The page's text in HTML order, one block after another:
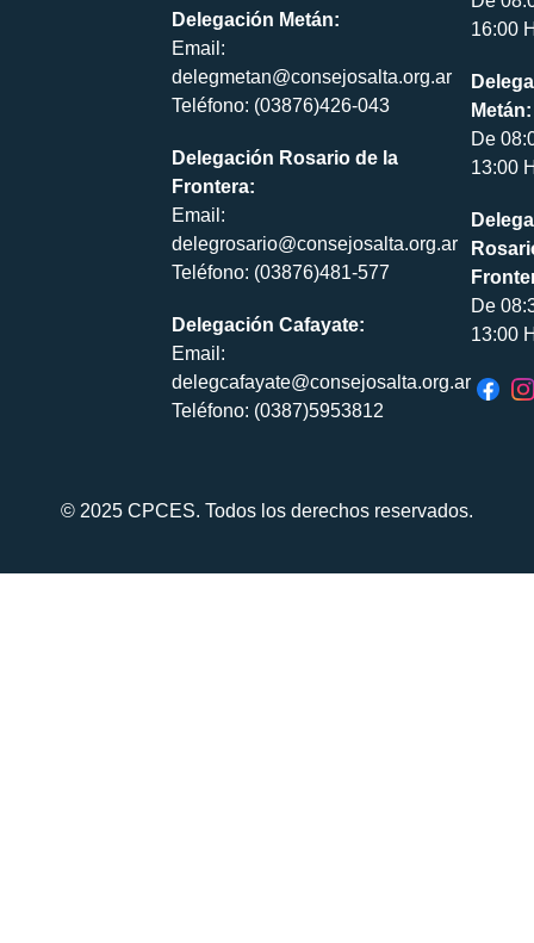
Delegación Metán:
Email:
delegmetan@consejosalta.org.ar
Teléfono: (03876)426-043
Delegación Rosario de la
Frontera:
Email:
delegrosario@consejosalta.org.ar
Teléfono: (03876)481-577
Delegación Cafayate:
Email:
delegcafayate@consejosalta.org.ar
Teléfono: (0387)5953812
16:00
Metán:
De
13:00
De
13:00
© 2025 CPCES. Todos los derechos reservados.